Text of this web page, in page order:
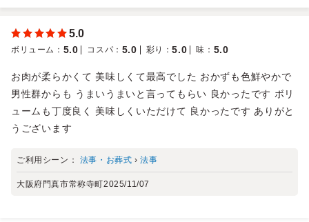
5.0
ボリューム ： 5.0 コスパ ： 5.0 彩り ：5.0 味 ： 5.0
お肉が柔らかくて 美味しくて最高でした おかずも色鮮やかで
男性群からも うまいうまいと言ってもらい 良かったです ボリ
ュームも丁度良く 美味しくいただけて 良かったです ありがと
うございます
ご利用シーン： 法事・お葬式 ›法事
大阪府門真市常称寺町2025/11/07